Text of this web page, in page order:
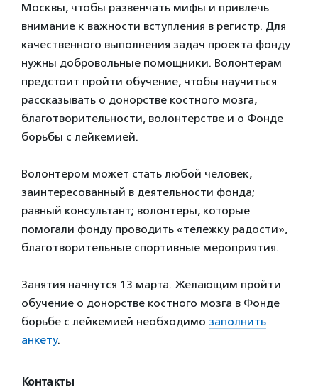
Москвы, чтобы развенчать мифы и привлечь
внимание к важности вступления в регистр. Для
качественного выполнения задач проекта фонду
нужны добровольные помощники. Волонтерам
предстоит пройти обучение, чтобы научиться
рассказывать о донорстве костного мозга,
благотворительности, волонтерстве и о Фонде
борьбы с лейкемией.
Волонтером может стать любой человек,
заинтересованный в деятельности фонда;
равный консультант; волонтеры, которые
помогали фонду проводить «тележку радости»,
благотворительные спортивные мероприятия.
Занятия начнутся 13 марта. Желающим пройти
обучение о донорстве костного мозга в Фонде
борьбе с лейкемией необходимо заполнить
анкету.
Контакты